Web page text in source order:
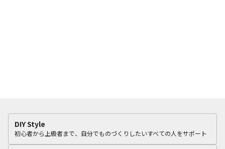
DIY Style
初心者から上級者まで、自分でものづくりしたいすべての人をサポート